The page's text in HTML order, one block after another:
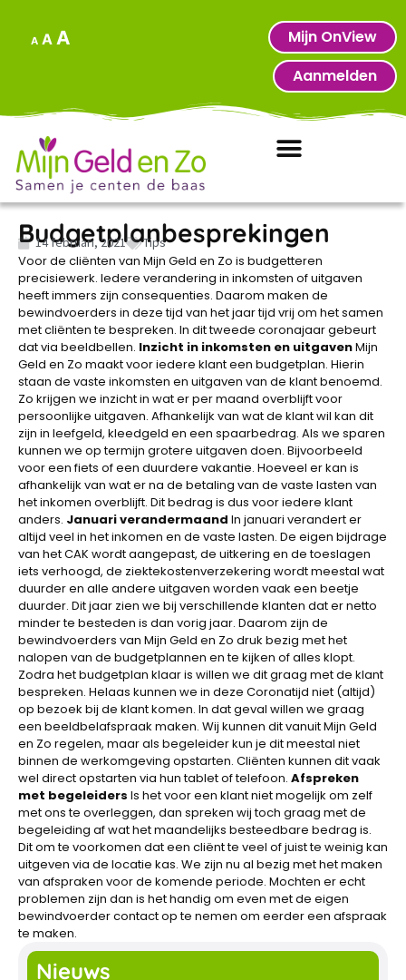
A A A
Mijn OnView
Aanmelden
Budgetplanbesprekingen
14 februari, 2021 Tips
Voor de cliënten van Mijn Geld en Zo is budgetteren
precisiewerk. Iedere verandering in inkomsten of uitgaven
heeft immers zijn consequenties. Daarom maken de
bewindvoerders in deze tijd van het jaar tijd vrij om het samen
met cliënten te bespreken. In dit tweede coronajaar gebeurt
dat via beeldbellen. Inzicht in inkomsten en uitgavenMijn
Geld en Zo maakt voor iedere klant een budgetplan. Hierin
staan de vaste inkomsten en uitgaven van de klant benoemd.
Zo krijgen we inzicht in wat er per maand overblijft voor
persoonlijke uitgaven. Afhankelijk van wat de klant wil kan dit
zijn in leefgeld, kleedgeld en een spaarbedrag. Als we sparen
kunnen we op termijn grotere uitgaven doen. Bijvoorbeeld
voor een fiets of een duurdere vakantie. Hoeveel er kan is
afhankelijk van wat er na de betaling van de vaste lasten van
het inkomen overblijft. Dit bedrag is dus voor iedere klant
anders. Januari verandermaand In januari verandert er
altijd veel in het inkomen en de vaste lasten. De eigen bijdrage
van het CAK wordt aangepast, de uitkering en de toeslagen
iets verhoogd, de ziektekostenverzekering wordt meestal wat
duurder en alle andere uitgaven worden vaak een beetje
duurder. Dit jaar zien we bij verschillende klanten dat er netto
minder te besteden is dan vorig jaar. Daarom zijn de
bewindvoerders van Mijn Geld en Zo druk bezig met het
nalopen van de budgetplannen en te kijken of alles klopt.
Zodra het budgetplan klaar is willen we dit graag met de klant
bespreken. Helaas kunnen we in deze Coronatijd niet (altijd)
op bezoek bij de klant komen. In dat geval willen we graag
een beeldbelafspraak maken. Wij kunnen dit vanuit Mijn Geld
en Zo regelen, maar als begeleider kun je dit meestal niet
binnen de werkomgeving opstarten. Cliënten kunnen dit vaak
wel direct opstarten via hun tablet of telefoon. Afspreken
met begeleiders Is het voor een klant niet mogelijk om zelf
met ons te overleggen, dan spreken wij toch graag met de
begeleiding af wat het maandelijks besteedbare bedrag is.
Dit om te voorkomen dat een cliënt te veel of juist te weinig kan
uitgeven via de locatie kas. We zijn nu al bezig met het maken
van afspraken voor de komende periode. Mochten er echt
problemen zijn dan is het handig om even met de eigen
bewindvoerder contact op te nemen om eerder een afspraak
te maken.
Nieuws